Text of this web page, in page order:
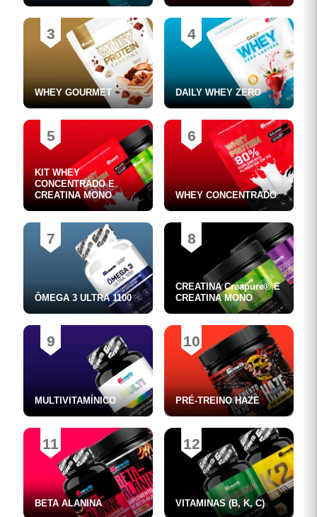
3
WHEY GOURMET
4
DAILY WHEY ZERO
5
KIT WHEY
CONCENTRADO E
CREATINA MONO
6
WHEY CONCENTRADO
7
ÔMEGA 3 ULTRA 1100
8
CREATINA Creapure® E
CREATINA MONO
9
MULTIVITAMÍNICO
10
PRÉ-TREINO HAZE
11
BETA ALANINA
12
VITAMINAS (B, K, C)